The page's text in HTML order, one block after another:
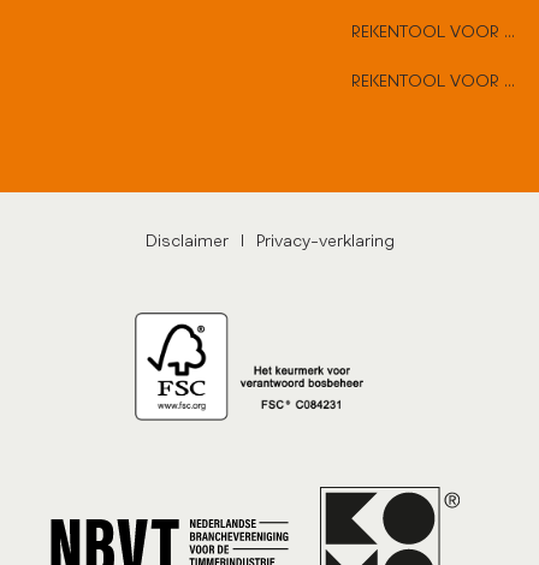
REKENTOOL VOOR VLAKKE DEUREN
REKENTOOL VOOR HARD HOUTEN DEUREN
Disclaimer | Privacy-verklaring